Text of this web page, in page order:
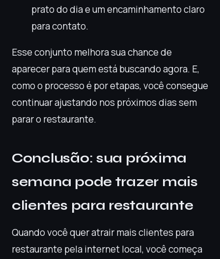
prato do dia e um encaminhamento claro
para contato.
Esse conjunto melhora sua chance de
aparecer para quem está buscando agora. E,
como o processo é por etapas, você consegue
continuar ajustando nos próximos dias sem
parar o restaurante.
Conclusão: sua próxima
semana pode trazer mais
clientes para restaurante
Quando você quer atrair mais clientes para
restaurante pela internet local, você começa